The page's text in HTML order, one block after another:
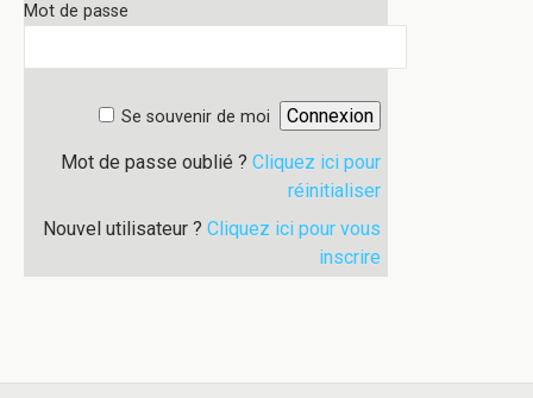
Mot de passe
Se souvenir de moi
Mot de passe oublié ? Cliquez ici pour
réinitialiser
Nouvel utilisateur ? Cliquez ici pour vous
inscrire